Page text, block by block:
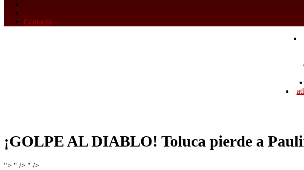
Contacto
¡GOLPE AL DIABLO! Toluca pierde a
"> " /> " />